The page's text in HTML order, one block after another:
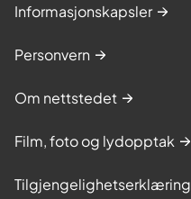
Informasjonskapsler
Personvern
Om nettstedet
Film, foto og lydopptak
Tilgjengelighetserklæring